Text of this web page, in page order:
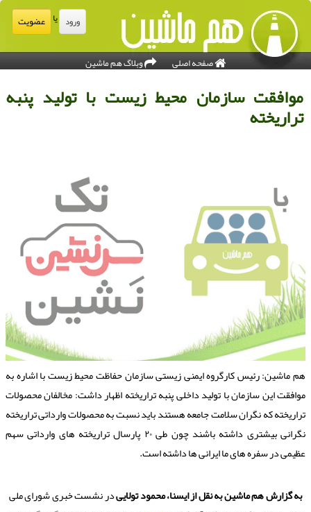
ورود عضویت
صفحه اصلی وبلاگ هم ماشین
موافقت سازمان محیط زیست با تولید پنبه
تراریخته
ماشین: رئیس كارگروه ایمنی زیستی سازمان حفاظت محیط زیست با اشاره به
این سازمان با تولید داخلی پنبه تراریخته اظهار داشت: مخالفان محصولات
كه نگران سلامت جامعه هستند باید نسبت به محصولات وارداتی تراریخته
نگرانی بیشتری داشته باشند چون طی ۲۰ پارسال تراریخته های وارداتی سهم
در سفره های ما ایرانی ها داشته است.
به گزارش هم ماشین به نقل از ایسنا، محمود تولاییدر نشست خبری شورای ملی